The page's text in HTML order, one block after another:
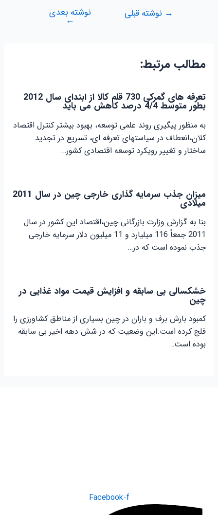
راهبری
→ نوشته قبلی نوشته بعدی
←
مطالب مرتبط:
تعرفه های گمرکی 730 قلم کالا از ابتدای سال 2012
بطور متوسط 4/4 درصد کاهش می باید
به منظور پیگیری روند علمی توسعه، بهبود بیشتر کنترل اقتصاد
کلان،انعطاف در سیاستهای تعرفه ای، تسریع در تجدید
ساختار و تغییر رویکرد توسعه اقتصادی کشور…
میزان جذب سرمایه گذاری خارجی چین در سال 2011
میلادی
بنا به گزارش وزارت بازرگانی چین،اقتصاد این کشور در سال
2011 جمعاً 116 میلیارد و 11 میلیون دلار سرمایه خارجی
جذب نموده است که در…
خشکسالی بی سابقه و افزایش قیمت مواد غذایی در
چین
کمبود بارش برف و باران در چین بسیاری از مناطق کشاورزی را
فلج کرده است.این وضعیت که در شش دهه اخیر بی سابقه
بوده است…
Facebook-f